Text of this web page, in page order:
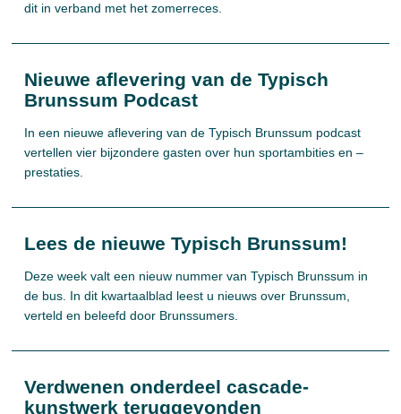
dit in verband met het zomerreces.
Nieuwe aflevering van de Typisch
Brunssum Podcast
In een nieuwe aflevering van de Typisch Brunssum podcast
vertellen vier bijzondere gasten over hun sportambities en –
prestaties.
Lees de nieuwe Typisch Brunssum!
Deze week valt een nieuw nummer van Typisch Brunssum in
de bus. In dit kwartaalblad leest u nieuws over Brunssum,
verteld en beleefd door Brunssumers.
Verdwenen onderdeel cascade-
kunstwerk teruggevonden